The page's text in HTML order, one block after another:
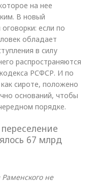
на нее
В новый
если по
обладает
в силу
распространяются
РСФСР. И по
сироте, положено
оснований, чтобы
порядке.
67 млрд
не